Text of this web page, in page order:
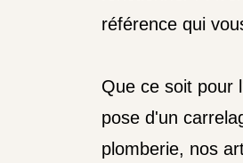
référence qui
Que ce soit pour
pose d'un
plomberie, nos